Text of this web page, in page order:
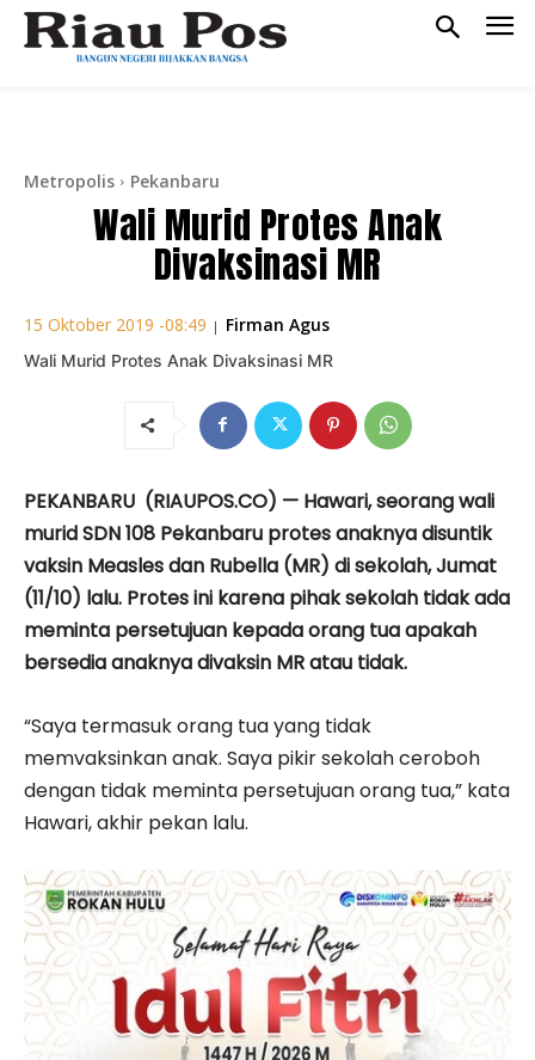
Metropolis Pekanbaru
Wali Murid Protes Anak
Divaksinasi MR
15 Oktober 2019 -08:49 | Firman Agus
Wali Murid Protes Anak Divaksinasi MR
PEKANBARU (RIAUPOS.CO) — Hawari, seorang wali
murid SDN 108 Pekanbaru protes anaknya disuntik
vaksin Measles dan Rubella (MR) di sekolah, Jumat
(11/10) lalu. Protes ini karena pihak sekolah tidak ada
meminta persetujuan kepada orang tua apakah
bersedia anaknya divaksin MR atau tidak.
“Saya termasuk orang tua yang tidak
memvaksinkan anak. Saya pikir sekolah ceroboh
dengan tidak meminta persetujuan orang tua,” kata
Hawari, akhir pekan lalu.